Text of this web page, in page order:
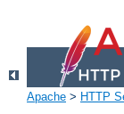
Apache > HTTP